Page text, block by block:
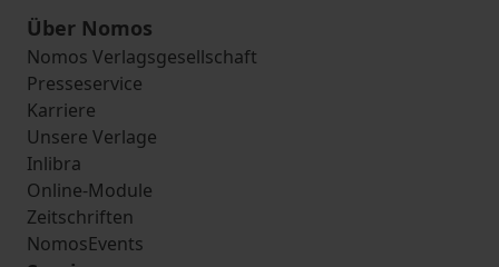
Über Nomos
Nomos Verlagsgesellschaft
Presseservice
Karriere
Unsere Verlage
Inlibra
Online-Module
Zeitschriften
NomosEvents